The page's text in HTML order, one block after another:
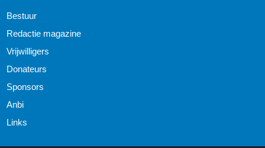
Bestuur
Redactie magazine
Vrijwilligers
Donateurs
Sponsors
Anbi
Links